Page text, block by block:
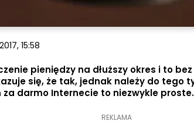
15:58
pieniędzy na dłuższy okres i to
się, że tak, jednak należy do tego
darmo Internecie to niezwykle proste.
REKLAMA